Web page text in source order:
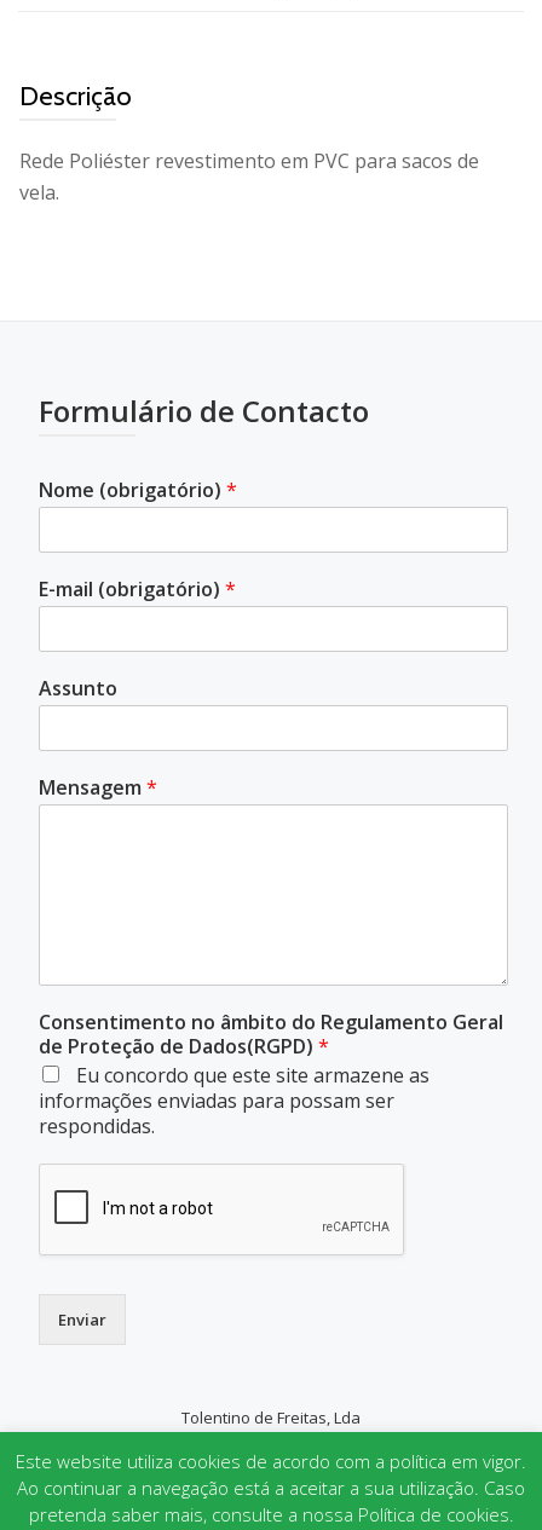
Descrição
Rede Poliéster revestimento em PVC para sacos de
vela.
Formulário de Contacto
Nome (obrigatório) *
E-mail (obrigatório) *
Assunto
Mensagem *
Consentimento no âmbito do Regulamento Geral
de Proteção de Dados(RGPD) *
Eu concordo que este site armazene as
informações enviadas para possam ser
respondidas.
Enviar
Tolentino de Freitas, Lda
MENU
Parallax Onepowered byWordPress
Este website utiliza cookies de acordo com a política em vigor.
Ao continuar a navegação está a aceitar a sua utilização. Caso
pretenda saber mais, consulte a nossa Política de cookies.